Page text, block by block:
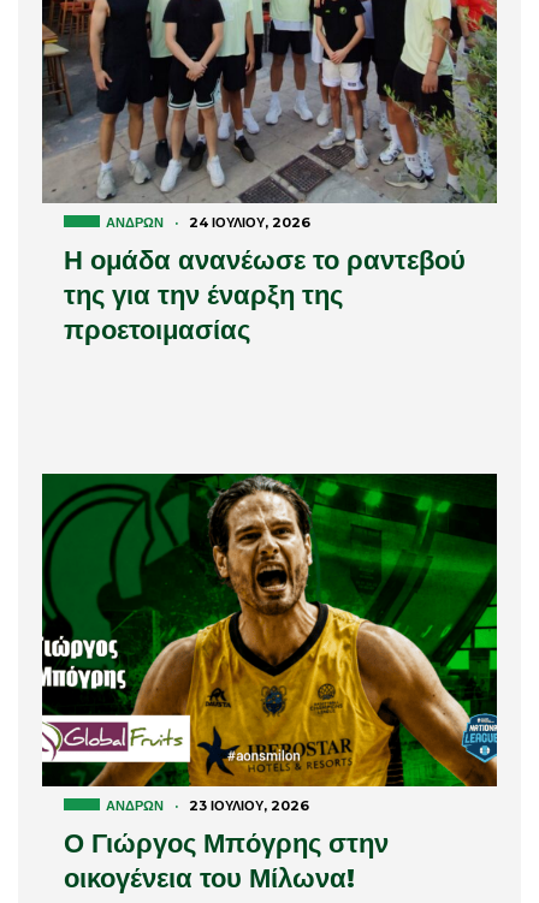
ΑΝΔΡΏΝ · 24 ΙΟΥΛΊΟΥ, 2026
Η ομάδα ανανέωσε το ραντεβού
της για την έναρξη της
προετοιμασίας
ΑΝΔΡΏΝ · 23 ΙΟΥΛΊΟΥ, 2026
Ο Γιώργος Μπόγρης στην
οικογένεια του Μίλωνα!